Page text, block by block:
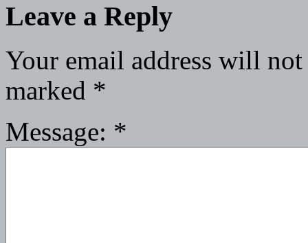
Leave a Reply
Your email address will
marked *
Message: *